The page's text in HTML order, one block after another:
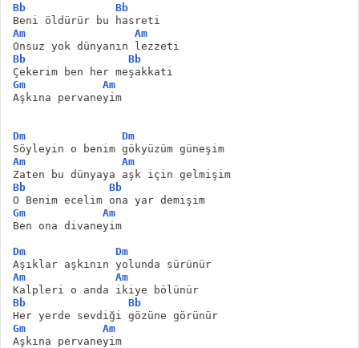
Bb
Bb
Beni öldürür bu hasreti
Am
Am
Onsuz yok dünyanın lezzeti
Bb
Bb
Çekerim ben her meşakkati
Gm
Am
Aşkına pervaneyim
Dm
Dm
Söyleyin o benim gökyüzüm güneşim
Am
Am
Zaten bu dünyaya aşk için gelmişim
Bb
Bb
O Benim ecelim ona yar demişim
Gm
Am
Ben ona divaneyim
Dm
Dm
Aşıklar aşkının yolunda sürünür
Am
Am
Kalpleri o anda ikiye bölünür
Bb
Bb
Her yerde sevdiği gözüne görünür
Gm
Am
Aşkına pervaneyim